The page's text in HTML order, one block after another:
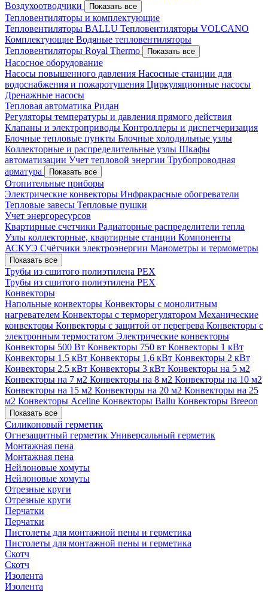
Воздухоотводчики
Показать все
Тепловентиляторы и комплектующие
Тепловентиляторы BALLU Тепловентиляторы VOLCANO
Комплектующие Водяные тепловентиляторы
Тепловентиляторы Royal Thermo
Показать все
Насосное оборудование
Насосы повышенного давления Насосные станции для
водоснабжения и пожаротушения Циркуляционные насосы
Дренажные насосы
Тепловая автоматика Ридан
Регуляторы температуры и давления прямого действия
Клапаны и электроприводы Контроллеры и диспетчеризация
Блочные тепловые пункты Блочные холодильные узлы
Коллекторные и распределительные узлы Шкафы
автоматизации Учет тепловой энергии Трубопроводная
арматура
Показать все
Отопительные приборы
Электрические конвекторы Инфракрасные обогреватели
Тепловые завесы Тепловые пушки
Учет энергоресурсов
Квартирные счетчики Радиаторные распределители тепла
Узлы коллекторные, квартирные станции Компоненты
АСКУЭ Счётчики электроэнергии Манометры и термометры
Показать все
Трубы из сшитого полиэтилена PEX
Трубы из сшитого полиэтилена PEX
Конвекторы
Напольные конвекторы Конвекторы с монолитным
нагревателем Конвекторы с терморегулятором Механические
конвекторы Конвекторы с защитой от перегрева Конвекторы с
электронным термостатом Электрические конвекторы
Конвекторы 500 Вт Конвекторы 750 вт Конвекторы 1 кВт
Конвекторы 1.5 кВт Конвекторы 1,6 кВт Конвекторы 2 кВт
Конвекторы 2.5 кВт Конвекторы 3 кВт Конвекторы на 5 м2
Конвекторы на 7 м2 Конвекторы на 8 м2 Конвекторы на 10 м2
Конвекторы на 15 м2 Конвекторы на 20 м2 Конвекторы на 25
м2 Конвекторы Aceline Конвекторы Ballu Конвекторы Breeon
Показать все
Силиконовый герметик
Огнезащитный герметик Универсальный герметик
Монтажная пена
Монтажная пена
Нейлоновые хомуты
Нейлоновые хомуты
Отрезные круги
Отрезные круги
Перчатки
Перчатки
Пистолеты для монтажной пены и герметика
Пистолеты для монтажной пены и герметика
Скотч
Скотч
Изолента
Изолента